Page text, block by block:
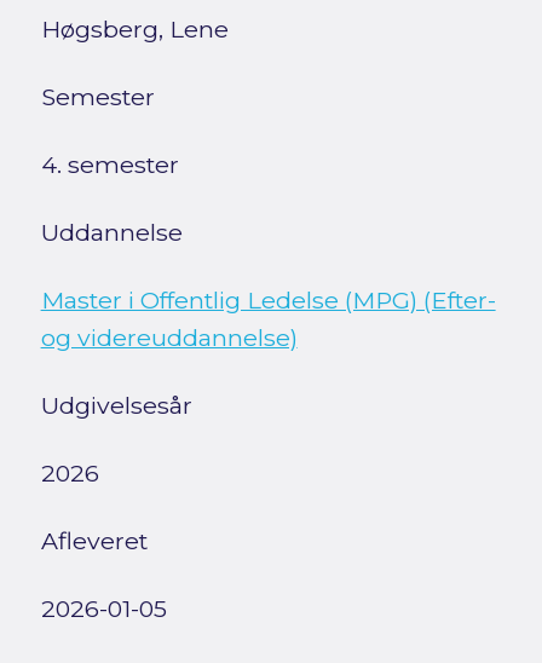
Høgsberg, Lene
Semester
4. semester
Uddannelse
Master i Offentlig Ledelse (MPG) (Efter-
og videreuddannelse)
Udgivelsesår
2026
Afleveret
2026-01-05